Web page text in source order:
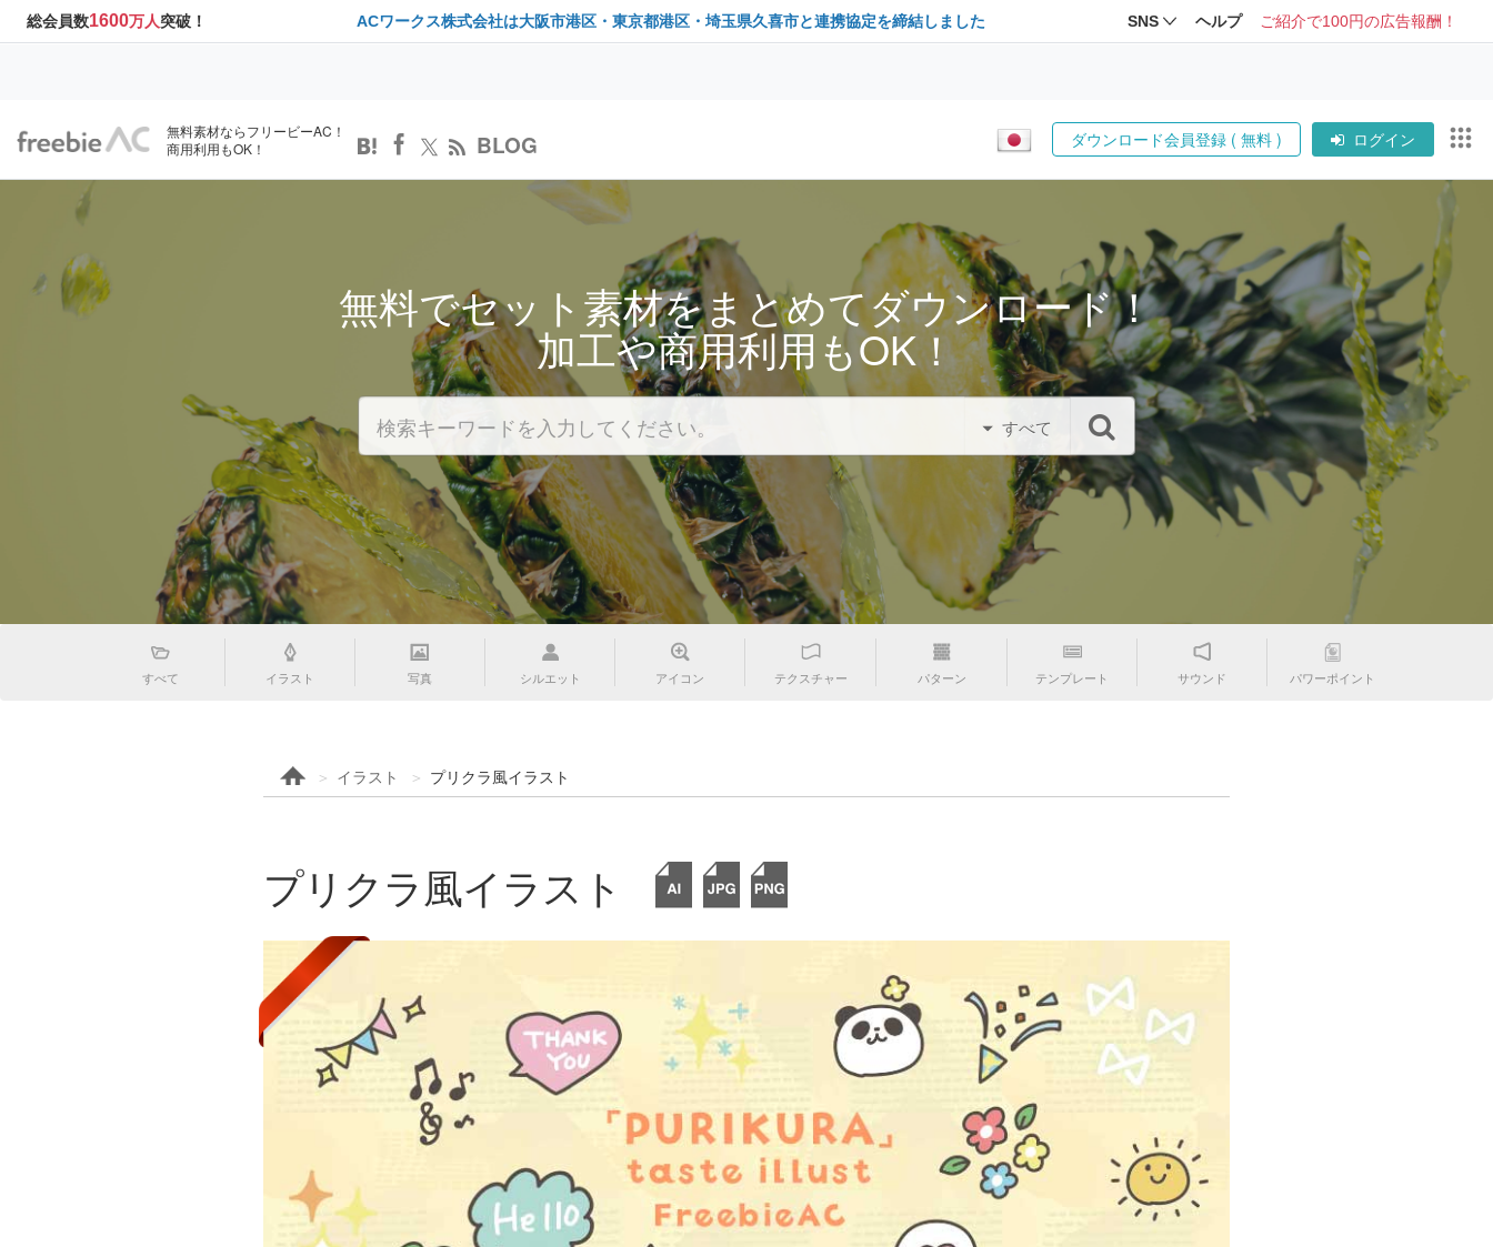
総会員数1600万人突破！ ACワークス株式会社は大阪市港区・東京都港区・埼玉県久喜市と連携協定を締結しました SNS ヘルプ ご紹介で100円の広告報酬！
無料素材ならフリービーAC！
商用利用もOK！
BLOG ダウンロード会員登録 ( 無料 ) ログイン
無料でセット素材をまとめてダウンロード！
加工や商用利用もOK！
すべて
すべて イラスト 写真 シルエット アイコン テクスチャー パターン テンプレート サウンド パワーポイント
イラスト プリクラ風イラスト
プリクラ風イラスト